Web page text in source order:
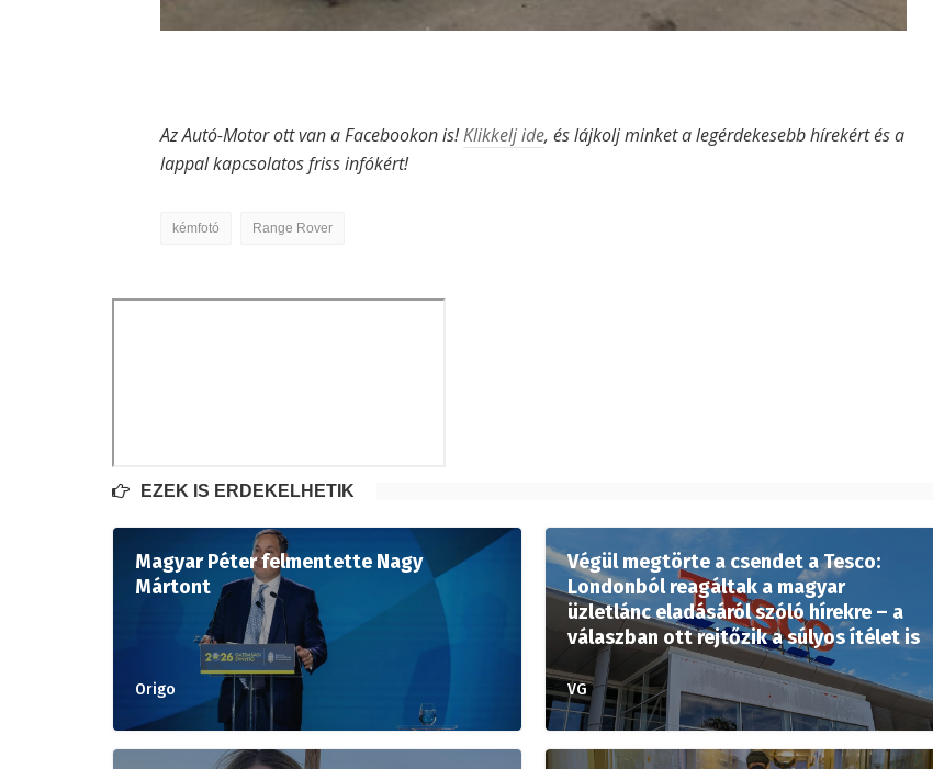
Az Autó-Motor ott van a Facebookon is!Klikkelj ide, és lájkolj minket a legérdekesebb hírekért és a
lappal kapcsolatos friss infókért!
kémfotó Range Rover
EZEK IS ÉRDEKELHETIK
Magyar Péter felmentette Nagy
Mártont
Origo
Végül megtörte a csendet a Tesco:
Londonból reagáltak a magyar
üzletlánc eladásáról szóló hírekre – a
válaszban ott rejtőzik a súlyos ítélet is
VG